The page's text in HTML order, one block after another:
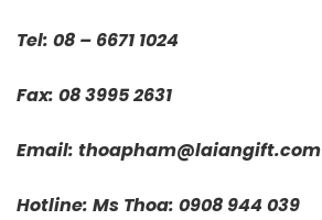
Tel: 08 – 6671 1024
Fax: 08 3995 2631
Email: thoapham@laiangift.com
Hotline: Ms Thoa: 0908 944 039